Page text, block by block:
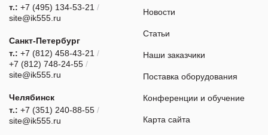
т.: +7 (495) 134-53-21 /
site@ik555.ru
Санкт-Петербург
т.: +7 (812) 458-43-21 /
+7 (812) 748-24-55 /
site@ik555.ru
Челябинск
т.: +7 (351) 240-88-55 /
site@ik555.ru
Новости
Статьи
Наши заказчики
Поставка оборудования
Конференции и обучение
Карта сайта